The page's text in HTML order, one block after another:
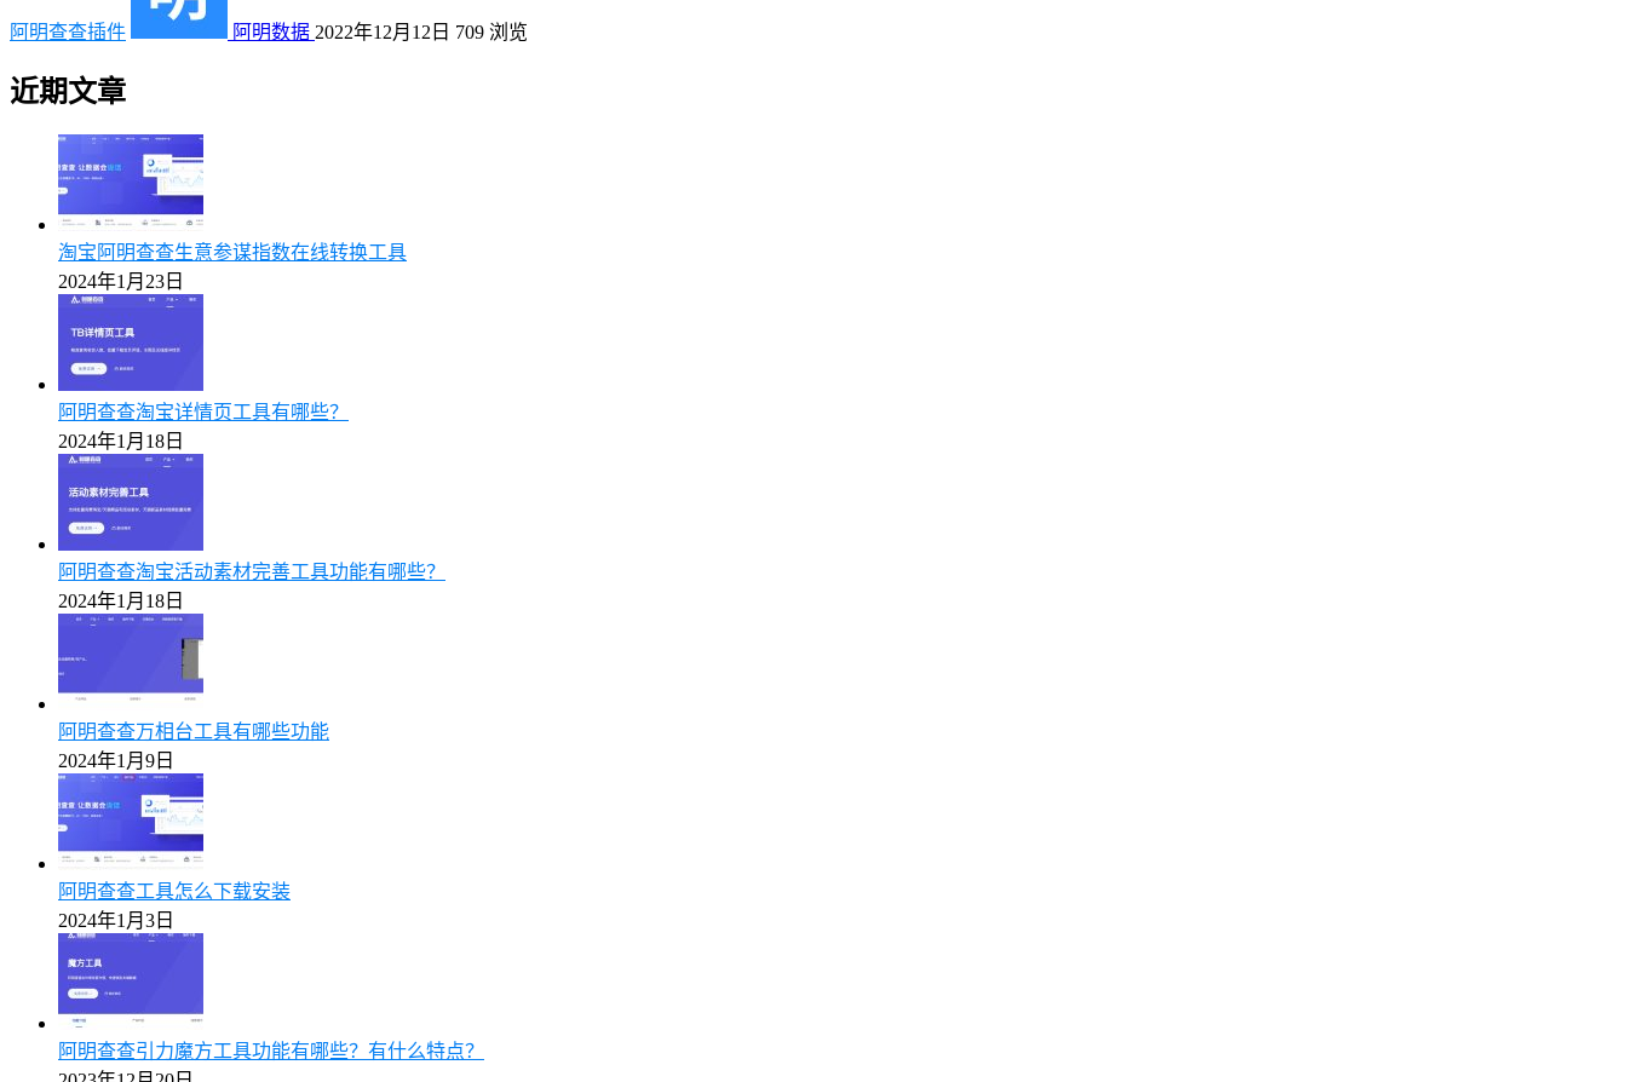
阿明查查插件 阿明数据 2022年12月12日 709 浏览
近期文章
淘宝阿明查查生意参谋指数在线转换工具
2024年1月23日
阿明查查淘宝详情页工具有哪些？
2024年1月18日
阿明查查淘宝活动素材完善工具功能有哪些？
2024年1月18日
阿明查查万相台工具有哪些功能
2024年1月9日
阿明查查工具怎么下载安装
2024年1月3日
阿明查查引力魔方工具功能有哪些？有什么特点？